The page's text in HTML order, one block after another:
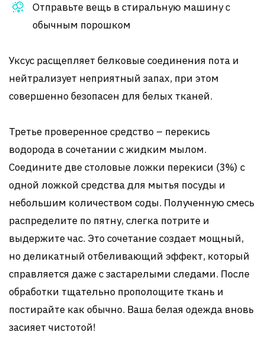
Отправьте вещь в стиральную машину с
обычным порошком
Уксус расщепляет белковые соединения пота и
нейтрализует неприятный запах, при этом
совершенно безопасен для белых тканей.
Третье проверенное средство – перекись
водорода в сочетании с жидким мылом.
Соедините две столовые ложки перекиси (3%) с
одной ложкой средства для мытья посуды и
небольшим количеством соды. Полученную смесь
распределите по пятну, слегка потрите и
выдержите час. Это сочетание создает мощный,
но деликатный отбеливающий эффект, который
справляется даже с застарелыми следами. После
обработки тщательно прополощите ткань и
постирайте как обычно. Ваша белая одежда вновь
засияет чистотой!